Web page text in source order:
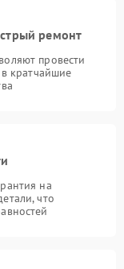
ремонт
провести
в кратчайшие
на
что